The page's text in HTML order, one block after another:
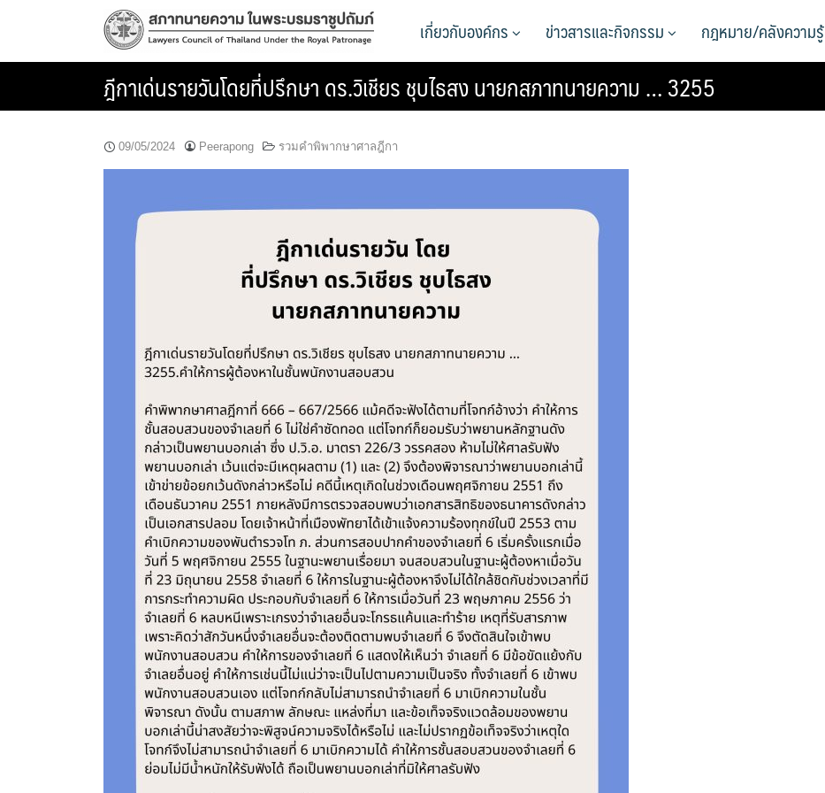
เกี่ยวกับองค์กร ข่าวสารและกิจกรรม กฎหมาย/คลังความรู้
ฎีกาเด่นรายวันโดยที่ปรึกษา ดร.วิเชียร ชุบไธสง นายกสภาทนายความ … 3255
09/05/2024 Peerapong รวมคำพิพากษาศาลฎีกา